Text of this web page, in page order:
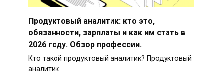
Продуктовый аналитик: кто это,
обязанности, зарплаты и как им стать в
2026 году. Обзор профессии.
Кто такой продуктовый аналитик? Продуктовый
аналитик